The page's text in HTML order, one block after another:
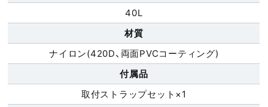
40L
材質
ナイロン(420D、両面PVCコーティング)
付属品
取付ストラップセット×1